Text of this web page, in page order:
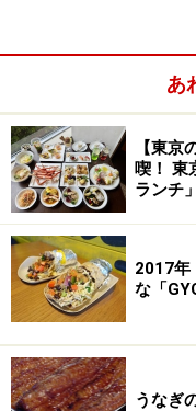
銀座でチートデーを満
あ
【東
喫！ 東
ランチ
2017年
な「
うなぎ